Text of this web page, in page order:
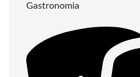
Gastronomia